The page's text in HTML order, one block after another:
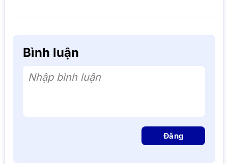
Bình luận
Nhập bình luận
Đăng